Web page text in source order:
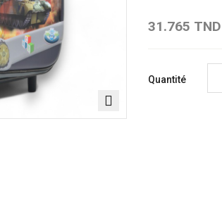
31.765
Quantité